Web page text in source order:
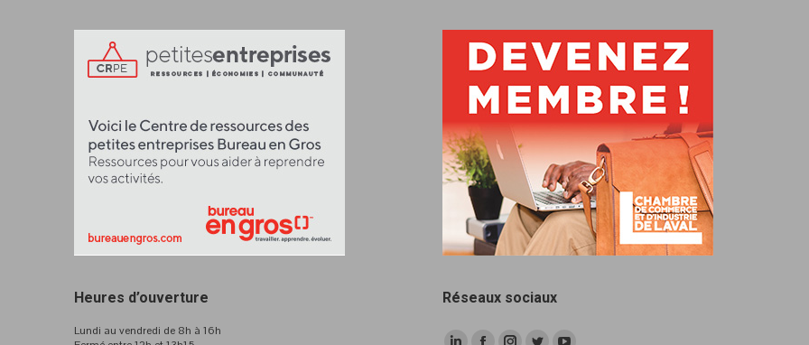
Heures d’ouverture
Lundi au vendredi de 8h à 16h
Réseaux sociaux